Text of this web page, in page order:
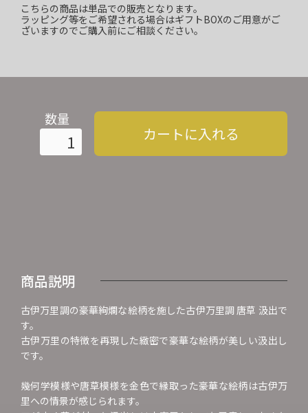
こちらの商品は単品での販売となります。
ラッピング等をご希望される場合はギフトBOXのご用意がご
ざいますのでご購入前にご相談ください。
数量
カートに入れる
商品説明
古伊万里調の豪華絢爛な絵柄を施した古伊万里調 唐草 汲出で
す。
古伊万里の特徴を再現した緻密で豪華な絵柄が美しい汲出し
です。
幾何学模様や唐草模様を金色で縁取った豪華な絵柄は古伊万
里への情景が感じられます。